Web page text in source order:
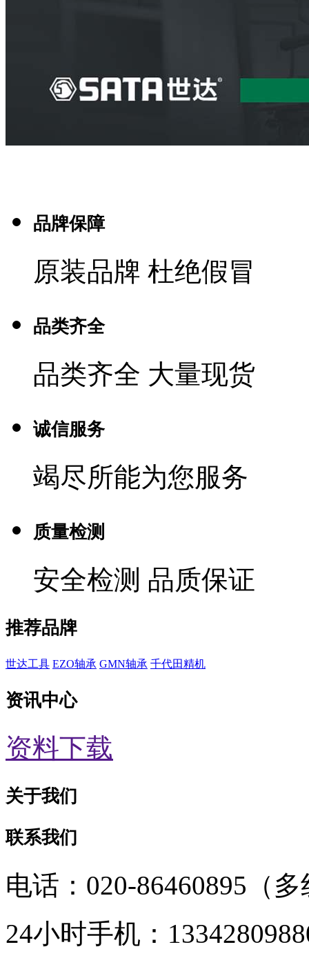
品牌保障
原装品牌 杜绝假冒
品类齐全
品类齐全 大量现货
诚信服务
竭尽所能为您服务
质量检测
安全检测 品质保证
推荐品牌
世达工具 EZO轴承 GMN轴承 千代田精机
资讯中心
资料下载
关于我们
联系我们
电话：020-86460895（
24小时手机：